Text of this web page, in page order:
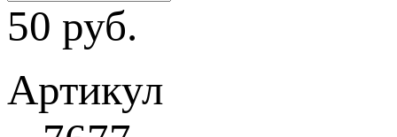
50 руб.
Артикул